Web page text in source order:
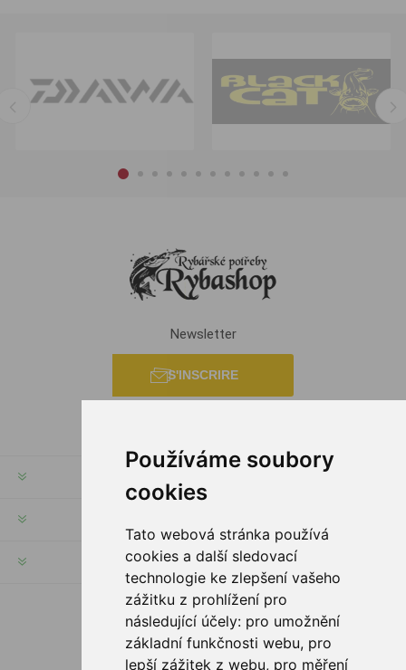
Používáme soubory
cookies
Tato webová stránka používá
cookies a další sledovací
technologie ke zlepšení vašeho
zážitku z prohlížení pro
následující účely: pro umožnění
základní funkčnosti webu, pro
lepší zážitek z webu, pro měření
Newsletter
S'INSCRIRE
SERVICES
SUIVEZ NOUS